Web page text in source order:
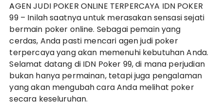
AGEN JUDI POKER ONLINE TERPERCAYA IDN POKER
99– Inilah saatnya untuk merasakan sensasi sejati
bermain poker online. Sebagai pemain yang
cerdas, Anda pasti mencari agen judi poker
terpercaya yang akan memenuhi kebutuhan Anda.
Selamat datang di IDN Poker 99, di mana perjudian
bukan hanya permainan, tetapi juga pengalaman
yang akan mengubah cara Anda melihat poker
secara keseluruhan.